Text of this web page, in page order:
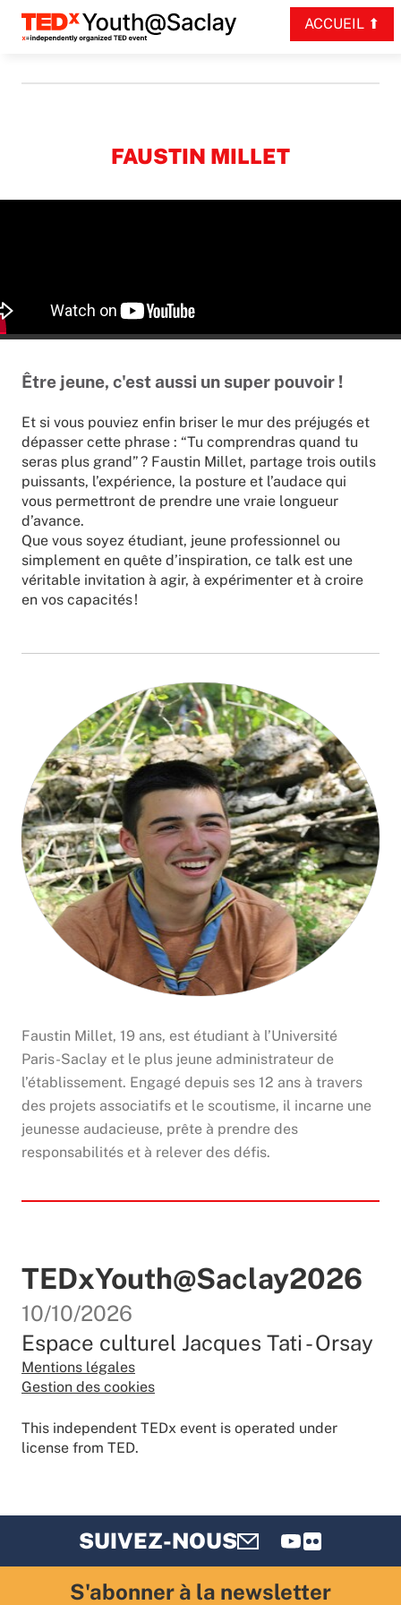
ACCUEIL
FAUSTIN MILLET
Être jeune, c'est aussi un super pouvoir !
Et si vous pouviez enfin briser le mur des préjugés et
dépasser cette phrase : “Tu comprendras quand tu
seras plus grand” ? Faustin Millet, partage trois outils
puissants, l’expérience, la posture et l’audace qui
vous permettront de prendre une vraie longueur
d’avance.
Que vous soyez étudiant, jeune professionnel ou
simplement en quête d’inspiration, ce talk est une
véritable invitation à agir, à expérimenter et à croire
en vos capacités !
Faustin Millet, 19 ans, est étudiant à l’Université
Paris-Saclay et le plus jeune administrateur de
l’établissement. Engagé depuis ses 12 ans à travers
des projets associatifs et le scoutisme, il incarne une
jeunesse audacieuse, prête à prendre des
responsabilités et à relever des défis.
TEDxYouth@Saclay2026
10/10/2026
Espace culturel Jacques Tati - Orsay
Mentions légales
Gestion des cookies
This independent TEDx event is operated under
license from TED.
SUIVEZ-NOUSContact
Instagram
Youtube
Flickr
S'abonner à la newsletter
Panneau de gestion des cookies